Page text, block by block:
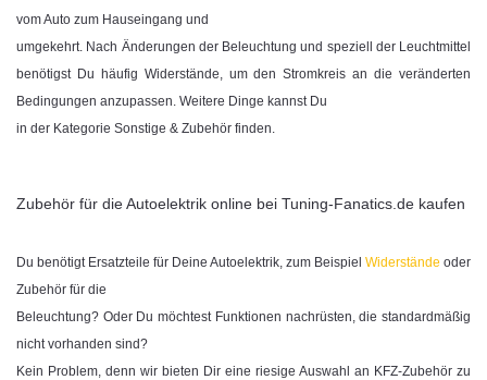
vom Auto zum Hauseingang und
umgekehrt. Nach Änderungen der Beleuchtung und speziell der Leuchtmittel
benötigst Du häufig Widerstände, um den Stromkreis an die veränderten
Bedingungen anzupassen. Weitere Dinge kannst Du
in der Kategorie Sonstige & Zubehör finden.
Zubehör für die Autoelektrik online bei Tuning-Fanatics.de kaufen
Du benötigt Ersatzteile für Deine Autoelektrik, zum Beispiel Widerstände oder
Zubehör für die
Beleuchtung? Oder Du möchtest Funktionen nachrüsten, die standardmäßig
nicht vorhanden sind?
Kein Problem, denn wir bieten Dir eine riesige Auswahl an KFZ-Zubehör zu